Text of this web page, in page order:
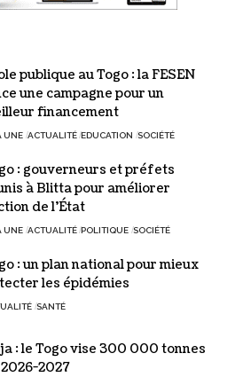
publique au Togo : la FESEN
une campagne pour un
financement
UNE ACTUALITÉ EDUCATION SOCIÉTÉ
: gouverneurs et préfets
à Blitta pour améliorer
de l’État
UNE ACTUALITÉ POLITIQUE SOCIÉTÉ
: un plan national pour mieux
les épidémies
SANTÉ
: le Togo vise 300 000 tonnes
2027